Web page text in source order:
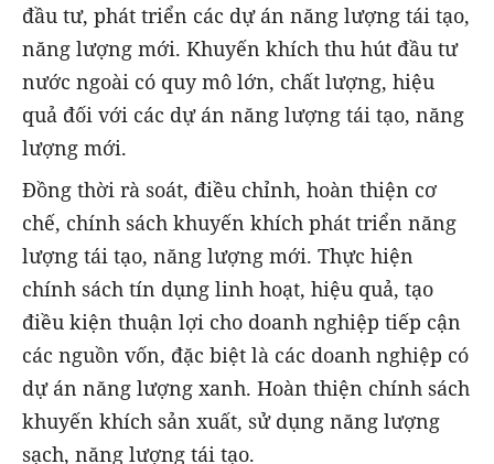
đầu tư, phát triển các dự án năng lượng tái tạo,
năng lượng mới. Khuyến khích thu hút đầu tư
nước ngoài có quy mô lớn, chất lượng, hiệu
quả đối với các dự án năng lượng tái tạo, năng
lượng mới.
Đồng thời rà soát, điều chỉnh, hoàn thiện cơ
chế, chính sách khuyến khích phát triển năng
lượng tái tạo, năng lượng mới. Thực hiện
chính sách tín dụng linh hoạt, hiệu quả, tạo
điều kiện thuận lợi cho doanh nghiệp tiếp cận
các nguồn vốn, đặc biệt là các doanh nghiệp có
dự án năng lượng xanh. Hoàn thiện chính sách
khuyến khích sản xuất, sử dụng năng lượng
sạch, năng lượng tái tạo.